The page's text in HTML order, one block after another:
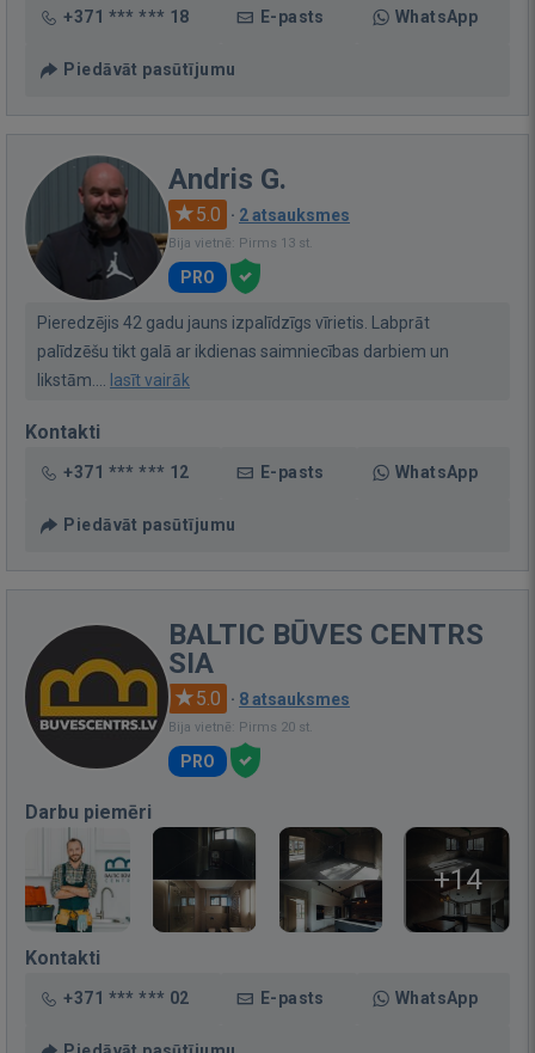
+371 *** *** 18 E-pasts WhatsApp
Piedāvāt pasūtījumu
Andris G.
5.0 · 2 atsauksmes
Bija vietnē: Pirms 13 st.
PRO
Pieredzējis 42 gadu jauns izpalīdzīgs vīrietis. Labprāt
palīdzēšu tikt galā ar ikdienas saimniecības darbiem un
likstām.... lasīt vairāk
Kontakti
+371 *** *** 12 E-pasts WhatsApp
Piedāvāt pasūtījumu
BALTIC BŪVES CENTRS
SIA
5.0 · 8 atsauksmes
Bija vietnē: Pirms 20 st.
PRO
Darbu piemēri
+14
Kontakti
+371 *** *** 02 E-pasts WhatsApp